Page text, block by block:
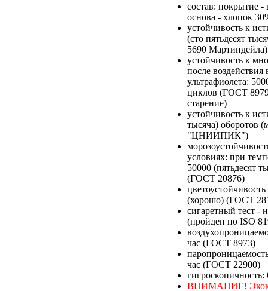
состав: покрытие -
основа - хлопок
устойчивость к
(сто пятьдесят
5690 Мартиндейла)
устойчивость к
после воздействия
ультрафиолета:
циклов (ГОСТ
старение)
устойчивость к
тысяча) оборотов
"ЦНИИПИК")
условиях: при
50000 (пятьдесят
(ГОСТ 20876)
(хорошо) (ГОСТ
сигаретный тест -
(пройден по ISO
час (ГОСТ 8973)
час (ГОСТ 22900)
ВНИМАНИЕ!